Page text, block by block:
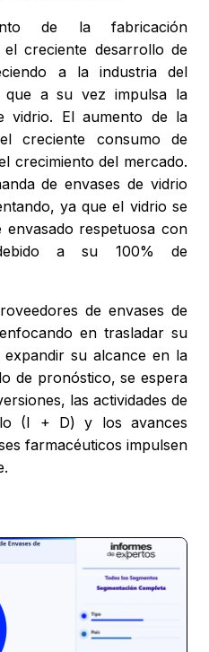
de la fabricación
creciente desarrollo de
a la industria del
que a su vez impulsa la
vidrio. El aumento de la
creciente consumo de
crecimiento del mercado.
de envases de vidrio
ya que el vidrio se
respetuosa con
a su 100% de
de envases de
en trasladar su
su alcance en la
de pronóstico, se espera
las actividades de
(I + D) y los avances
farmacéuticos impulsen